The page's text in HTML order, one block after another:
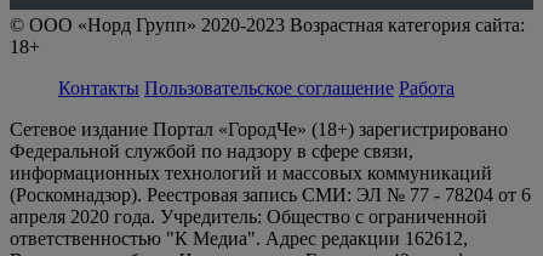
© ООО «Норд Групп» 2020-2023 Возрастная категория сайта:
18+
Контакты Пользовательское соглашение Работа
Сетевое издание Портал «ГородЧе» (18+) зарегистрировано
Федеральной службой по надзору в сфере связи,
информационных технологий и массовых коммуникаций
(Роскомнадзор). Реестровая запись СМИ: ЭЛ № 77 - 78204 от 6
апреля 2020 года. Учредитель: Общество с ограниченной
ответственностью "К Медиа". Адрес редакции 162612,